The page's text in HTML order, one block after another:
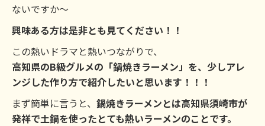
ないですか～
興味ある方は是非とも見てください！！
この熱いドラマと熱いつながりで、
高知県のB級グルメの「鍋焼きラーメン」を、少しアレ
ンジした作り方で紹介したいと思います！！！
まず簡単に言うと、 鍋焼きラーメンとは高知県須崎市が
発祥で土鍋を使ったとても熱いラーメンのことです。